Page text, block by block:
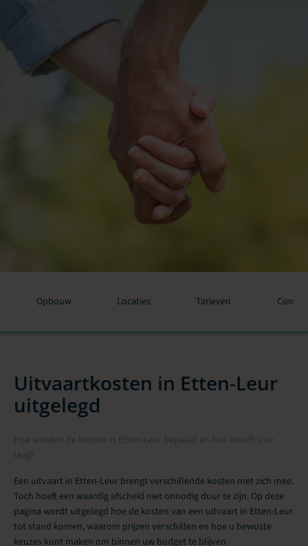
Opbouw Locaties Tarieven
Uitvaartkosten in Etten-Leur
uitgelegd
Een uitvaart in Etten-Leur brengt verschillende kosten met zich mee.
Toch hoeft een waardig afscheid niet onnodig duur te zijn. Op deze
pagina wordt uitgelegd hoe de kosten van een uitvaart in Etten-Leur
tot stand komen, waarom prijzen verschillen en hoe u bewuste
keuzes kunt maken om binnen uw budget te blijven.